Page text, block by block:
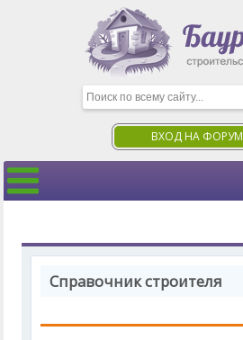
ВХОД НА ФОРУМ
Справочник строителя